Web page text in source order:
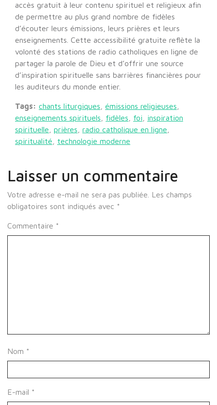
accès gratuit à leur contenu spirituel et religieux afin
de permettre au plus grand nombre de fidèles
d’écouter leurs émissions, leurs prières et leurs
enseignements. Cette accessibilité gratuite reflète la
volonté des stations de radio catholiques en ligne de
partager la parole de Dieu et d’offrir une source
d’inspiration spirituelle sans barrières financières pour
les auditeurs du monde entier.
Tags: chants liturgiques émissions religieuses
enseignements spirituels
fidèles foi
inspiration
spirituelle
prières radio catholique en ligne
spiritualité
technologie moderne
Laisser un commentaire
Votre adresse e-mail ne sera pas publiée.
Les champs
obligatoires sont indiqués avec *
Commentaire *
Nom *
E-mail *